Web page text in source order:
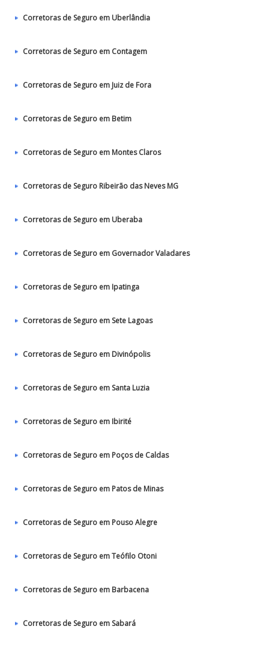
Corretoras de Seguro em Uberlândia
Corretoras de Seguro em Contagem
Corretoras de Seguro em Juiz de Fora
Corretoras de Seguro em Betim
Corretoras de Seguro em Montes Claros
Corretoras de Seguro Ribeirão das Neves MG
Corretoras de Seguro em Uberaba
Corretoras de Seguro em Governador Valadares
Corretoras de Seguro em Ipatinga
Corretoras de Seguro em Sete Lagoas
Corretoras de Seguro em Divinópolis
Corretoras de Seguro em Santa Luzia
Corretoras de Seguro em Ibirité
Corretoras de Seguro em Poços de Caldas
Corretoras de Seguro em Patos de Minas
Corretoras de Seguro em Pouso Alegre
Corretoras de Seguro em Teófilo Otoni
Corretoras de Seguro em Barbacena
Corretoras de Seguro em Sabará